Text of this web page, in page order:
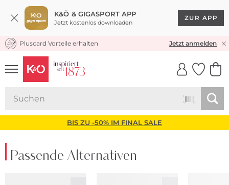
K&Ö & GIGASPORT APP
Jetzt kostenlos downloaden
ZUR APP
KOSTENLOSER VERSAND* & RÜCKVERSAND
Pluscard Vorteile erhalten Jetzt anmelden
UNSERE APP
CLICK &
BIS ZU -50% IM FINAL SALE
Passende Alternativen